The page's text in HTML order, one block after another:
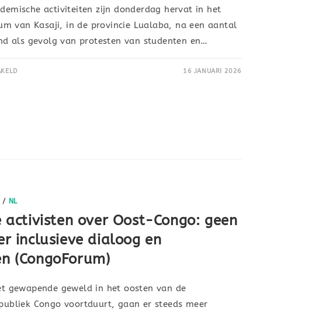
activiteiten zijn donderdag hervat in het
van Kasaji, in de provincie Lualaba, na een aantal
als gevolg van protesten van studenten en…
16 JANUARI 2026
/ NL
activisten over Oost-Congo: geen
inclusieve dialoog en
(CongoForum)
gewapende geweld in het oosten van de
Congo voortduurt, gaan er steeds meer